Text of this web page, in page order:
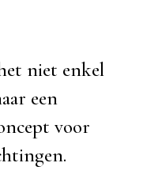
niet enkel
een
voor